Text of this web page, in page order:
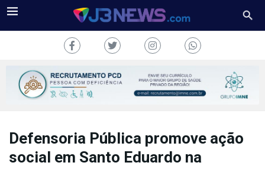
J3NEWS
Defensoria Pública promove ação
social em Santo Eduardo na